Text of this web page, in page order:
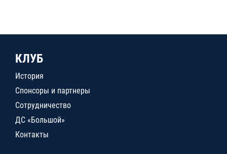
КЛУБ
История
Спонсоры и партнеры
Сотрудничество
ДС «Большой»
Контакты